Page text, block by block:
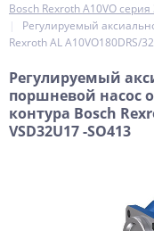
Bosch Rexroth A10VO серия
Регулируемый
Rexroth AL A10VO180DRS/
Регулируемый
поршневой насос
контура Bosch
VSD32U17 -SO413